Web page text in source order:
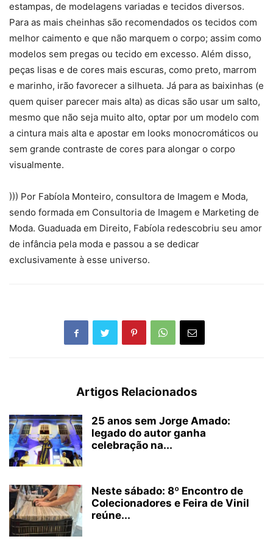
estampas, de modelagens variadas e tecidos diversos.
Para as mais cheinhas são recomendados os tecidos com
melhor caimento e que não marquem o corpo; assim como
modelos sem pregas ou tecido em excesso. Além disso,
peças lisas e de cores mais escuras, como preto, marrom
e marinho, irão favorecer a silhueta. Já para as baixinhas (e
quem quiser parecer mais alta) as dicas são usar um salto,
mesmo que não seja muito alto, optar por um modelo com
a cintura mais alta e apostar em looks monocromáticos ou
sem grande contraste de cores para alongar o corpo
visualmente.
))) Por Fabíola Monteiro, consultora de Imagem e Moda,
sendo formada em Consultoria de Imagem e Marketing de
Moda. Guaduada em Direito, Fabíola redescobriu seu amor
de infância pela moda e passou a se dedicar
exclusivamente à esse universo.
Artigos Relacionados
25 anos sem Jorge Amado:
legado do autor ganha
celebração na...
Neste sábado: 8º Encontro de
Colecionadores e Feira de Vinil
reúne...